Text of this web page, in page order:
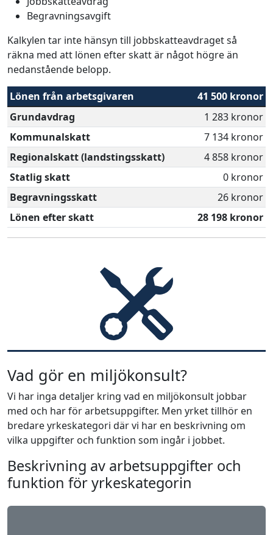
Begravningsavgift
Kalkylen tar inte hänsyn till jobbskatteavdraget så
räkna med att lönen efter skatt är något högre än
nedanstående belopp.
Lönen från arbetsgivaren
41 500 kronor
Grundavdrag
1 283 kronor
Kommunalskatt
7 134 kronor
Regionalskatt (landstingsskatt)
4 858 kronor
Statlig skatt
0 kronor
Begravningsskatt
26 kronor
Lönen efter skatt
28 198 kronor
Vad gör en miljökonsult?
Vi har inga detaljer kring vad en miljökonsult jobbar
med och har för arbetsuppgifter. Men yrket tillhör en
bredare yrkeskategori där vi har en beskrivning om
vilka uppgifter och funktion som ingår i jobbet.
Beskrivning av arbetsuppgifter och
funktion för yrkeskategorin